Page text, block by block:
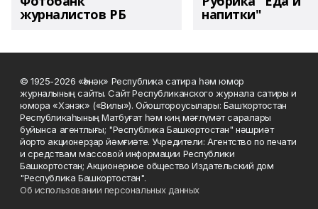
журналистов РБ напитки"
© 1925-2026 «Һәнәк» Республика сатира һәм юмор
журналының сайты. Сайт Республиканского журнала сатиры и
юмора «Хэнэк» («Вилы»). Ойоштороусылары: Башҡортостан
Республикаһының Матбуғат һәм киң мәғлүмәт саралары
буйынса агентлығы; "Республика Башкортостан" нәшриәт
йорто акционерҙар йәмғиәте. Учредители: Агентство по печати
и средствам массовой информации Республики
Башкортостан; Акционерное общество Издательский дом
"Республика Башкортостан".
Об использовании персональных данных